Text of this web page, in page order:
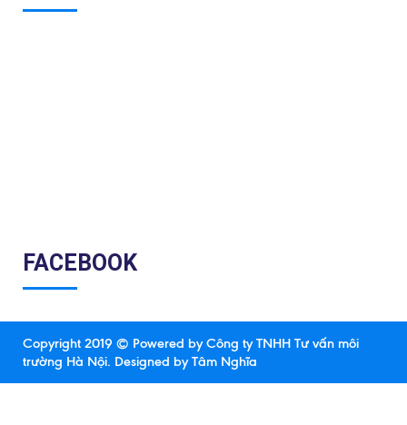
FACEBOOK
Copyright 2019 © Powered by Công ty TNHH Tư vấn môi
trường Hà Nội. Designed by Tâm Nghĩa